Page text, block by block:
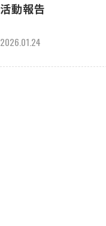
活動報告
2026.01.24